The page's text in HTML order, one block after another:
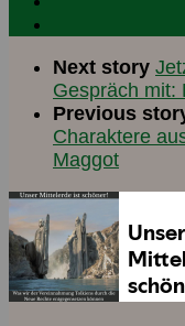
Next story
Gespräch mit:
Previous
Charaktere
Maggot